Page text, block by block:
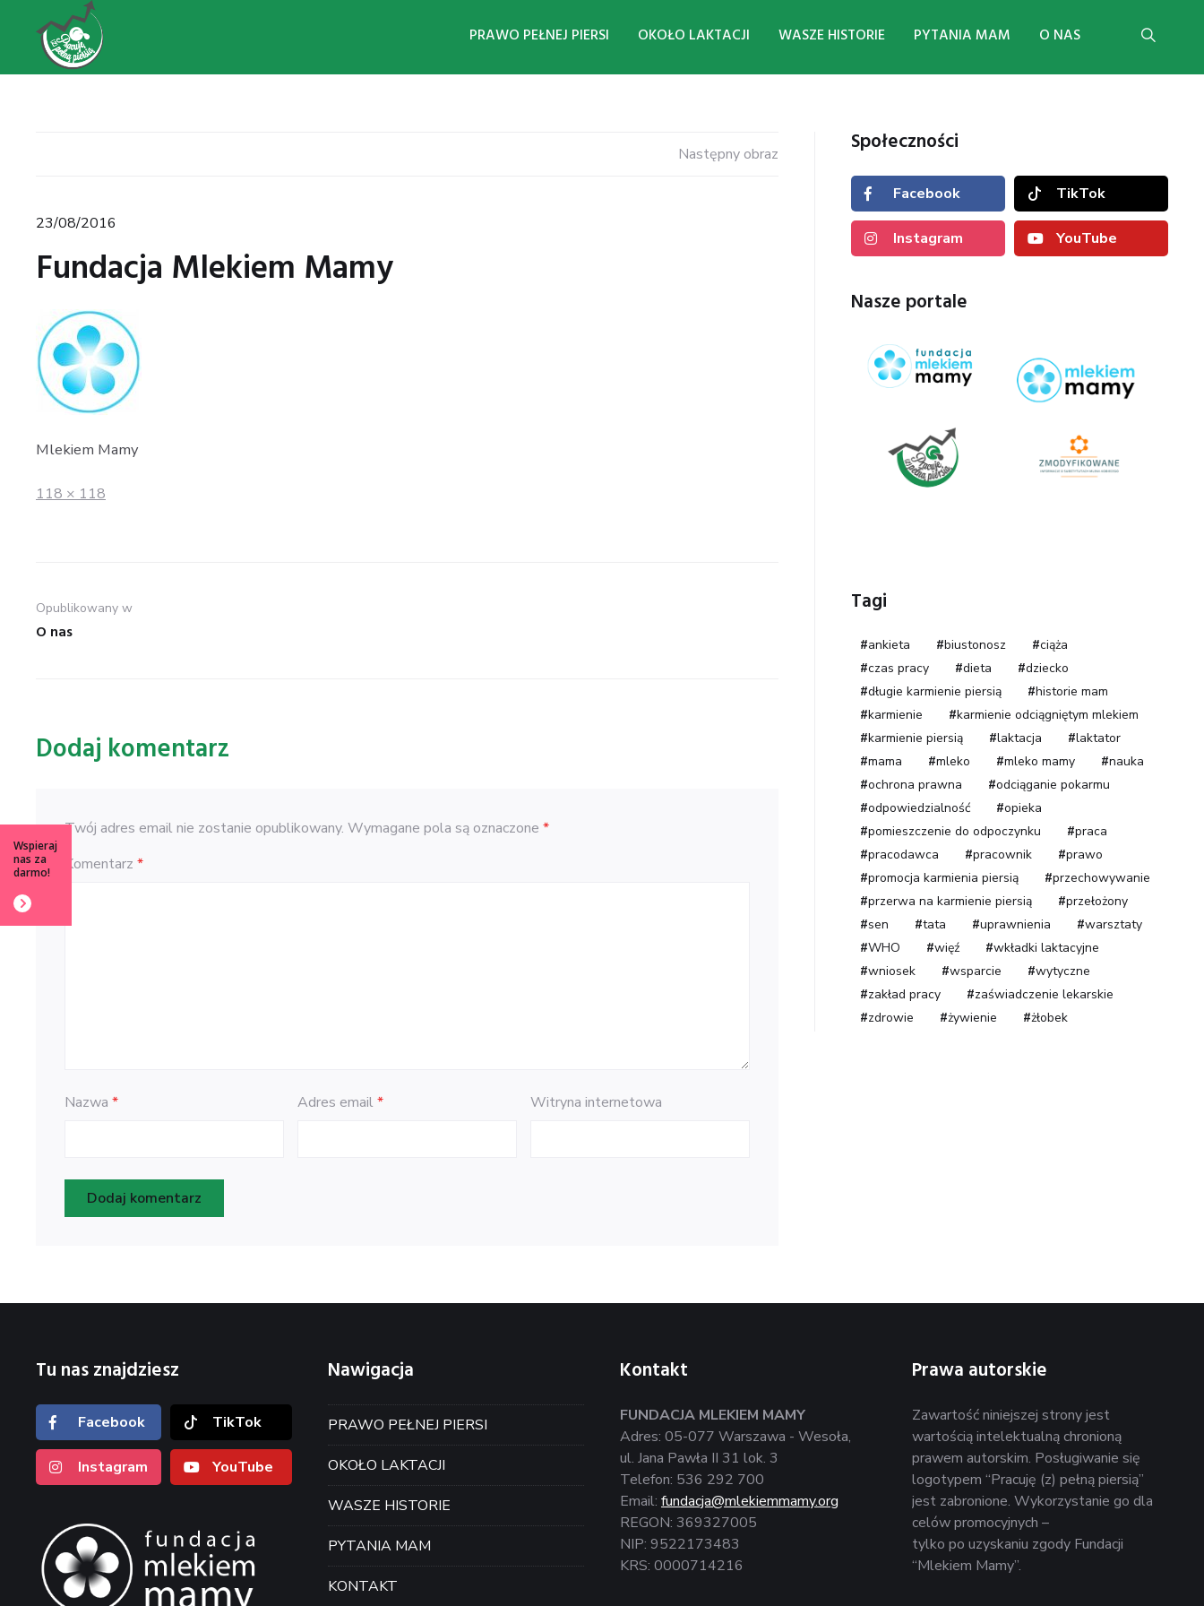
PRAWO PEŁNEJ PIERSI OKOŁO LAKTACJI WASZE HISTORIE PYTANIA MAM O NAS
Następny obraz
Posted
23/08/2016
Fundacja Mlekiem Mamy
Mlekiem Mamy
Full
118 × 118
Nawigacja
wpisu
Opublikowany w
O nas
Dodaj komentarz
Twój adres email nie zostanie opublikowany. Wymagane pola są oznaczone *
Komentarz *
Nazwa * Adres email* Witryna internetowa
Społeczności
Facebook TikTok
Instagram YouTube
Nasze portale
Tagi
ankieta biustonosz
ciąża
czas pracy
dieta
dziecko
długie karmienie piersią
historie mam
karmienie
karmienie odciągniętym mlekiem
karmienie piersią
laktacja
laktator
mama
mleko mleko mamy
nauka
ochrona prawna
odciąganie pokarmu
odpowiedzialność
opieka
pomieszczenie do odpoczynku
praca
pracodawca
pracownik
prawo
promocja karmienia piersią
przechowywanie
przerwa na karmienie piersią
przełożony
sen
tata uprawnienia
warsztaty
WHO
więź
wkładki laktacyjne
wniosek
wsparcie
wytyczne
zakład pracy
zaświadczenie lekarskie
zdrowie
żywienie żłobek
Tu nas znajdziesz
Facebook TikTok
Instagram YouTube
Nawigacja
PRAWO PEŁNEJ PIERSI
OKOŁO LAKTACJI
WASZE HISTORIE
PYTANIA MAM
KONTAKT
Kontakt
FUNDACJA MLEKIEM MAMY
Adres: 05-077 Warszawa - Wesoła,
ul. Jana Pawła II 31 lok. 3
Telefon: 536 292 700
Email: fundacja@mlekiemmamy.org
REGON: 369327005
NIP: 9522173483
KRS: 0000714216
Prawa autorskie
Zawartość niniejszej strony jest
wartością intelektualną chronioną
prawem autorskim. Posługiwanie się
logotypem “Pracuję (z) pełną piersią”
jest zabronione. Wykorzystanie go dla
celów promocyjnych –
tylko po uzyskaniu zgody Fundacji
“Mlekiem Mamy”.
Wspieraj
nas za
darmo!